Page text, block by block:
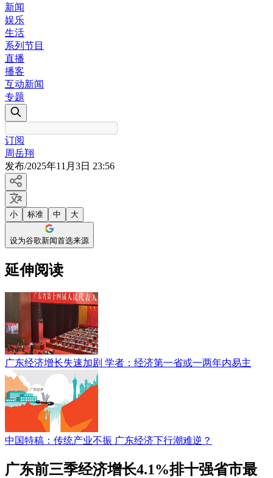
新闻
娱乐
生活
系列节目
直播
播客
互动新闻
专题
订阅
周岳翔
发布/2025年11月3日 23:56
小 标准 中 大
设为谷歌新闻首选来源
延伸阅读
广东经济增长失速加剧 学者：经济第一省或一两年内易主
中国特稿：传统产业不振 广东经济下行潮难逆？
广东前三季经济增长4.1%排十强省市最